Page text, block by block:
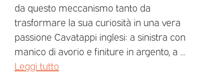
da questo meccanismo tanto da
trasformare la sua curiosità in una vera
passione Cavatappi inglesi: a sinistra con
manico di avorio e finiture in argento, a …
Leggi tutto